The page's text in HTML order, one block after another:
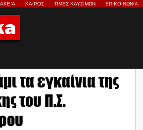
ΚΑΙΡΟΣ ΤΙΜΕΣ ΚΑΥΣΙΜΩΝ ΕΠΙΚΟΙΝΩΝΙΑ
τα εγκαίνια της
του Π.Σ.